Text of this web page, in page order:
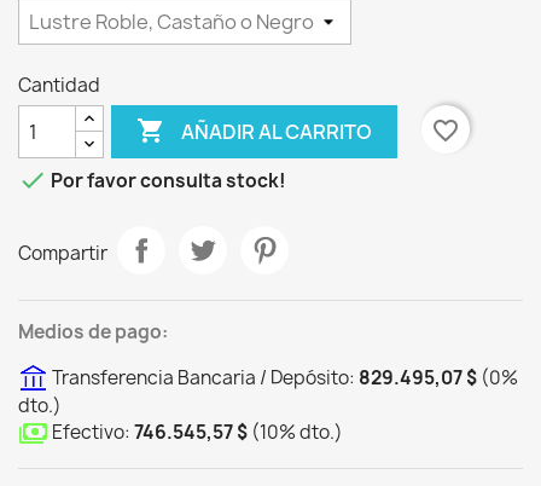
Cantidad
 AÑADIR AL CARRITO
favorite_border
 Por favor consulta stock!
Compartir
Medios de pago:
Transferencia Bancaria / Depósito: 829.495,07 $ (0%
dto.)
Efectivo: 746.545,57 $ (10%dto.)